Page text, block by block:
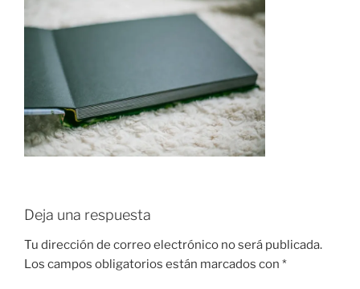
Deja una respuesta
Tu dirección de correo electrónico no será publicada.
Los campos obligatorios están marcados con *